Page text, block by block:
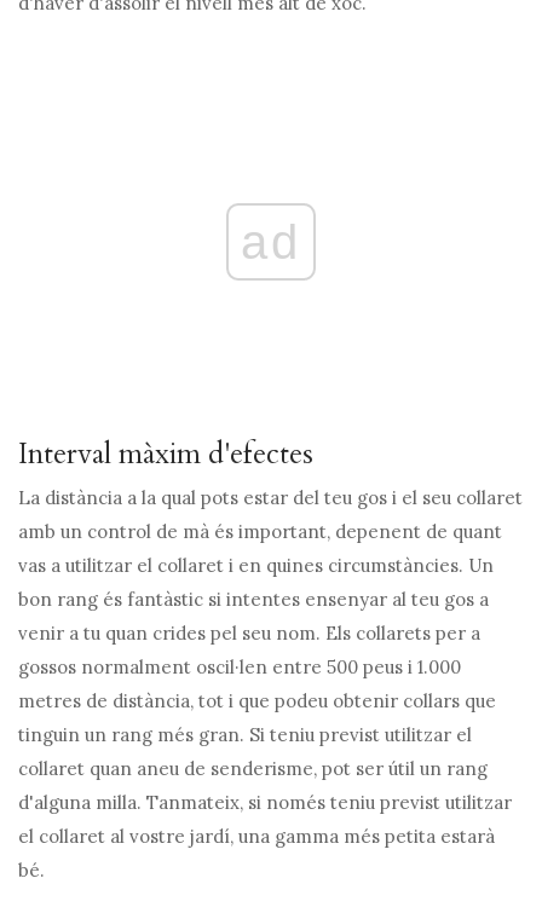
ad
Interval màxim d'efectes
La distància a la qual pots estar del teu gos i el seu collaret
amb un control de mà és important, depenent de quant
vas a utilitzar el collaret i en quines circumstàncies. Un
bon rang és fantàstic si intentes ensenyar al teu gos a
venir a tu quan crides pel seu nom. Els collarets per a
gossos normalment oscil·len entre 500 peus i 1.000
metres de distància, tot i que podeu obtenir collars que
tinguin un rang més gran. Si teniu previst utilitzar el
collaret quan aneu de senderisme, pot ser útil un rang
d'alguna milla. Tanmateix, si només teniu previst utilitzar
el collaret al vostre jardí, una gamma més petita estarà
bé.